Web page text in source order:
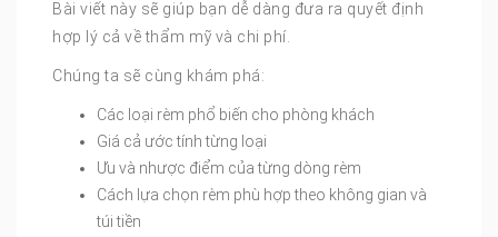
Bài viết này sẽ giúp bạn dễ dàng đưa ra quyết định
hợp lý cả về thẩm mỹ và chi phí.
Chúng ta sẽ cùng khám phá:
Các loại rèm phổ biến cho phòng khách
Giá cả ước tính từng loại
Ưu và nhược điểm của từng dòng rèm
Cách lựa chọn rèm phù hợp theo không gian và
túi tiền